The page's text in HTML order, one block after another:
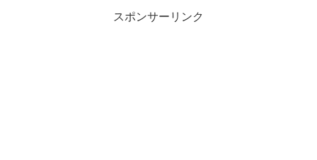
スポンサーリンク